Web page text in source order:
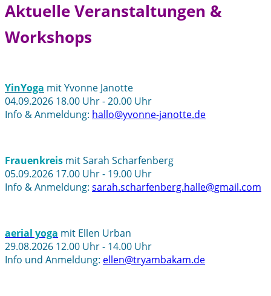
Aktuelle Veranstaltungen &
Workshops
YinYoga mit Yvonne Janotte
04.09.2026 18.00 Uhr - 20.00 Uhr
Info & Anmeldung: hallo@yvonne-janotte.de
Frauenkreis mit Sarah Scharfenberg
05.09.2026 17.00 Uhr - 19.00 Uhr
Info & Anmeldung: sarah.scharfenberg.halle@gmail.com
aerial yoga mit Ellen Urban
29.08.2026 12.00 Uhr - 14.00 Uhr
Info und Anmeldung: ellen@tryambakam.de